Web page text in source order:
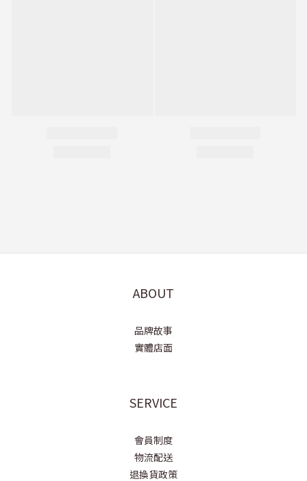
ABOUT
品牌故事
實體店面
SERVICE
會員制度
物流配送
退換貨政策